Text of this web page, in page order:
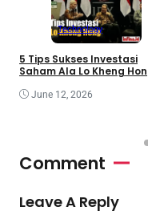
Technology
5 Tips Sukses Investasi
Saham Ala Lo Kheng
June 12, 2026
Comment
Leave A Reply